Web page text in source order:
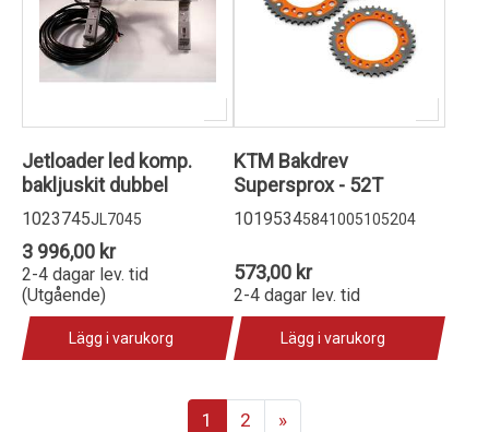
Jetloader led komp.
bakljuskit dubbel
1023745JL7045
3 996,00 kr
2-4 dagar lev. tid
(Utgående)
Lägg i varukorg
KTM Bakdrev
Supersprox - 52T
10195345841005105204
573,00 kr
2-4 dagar lev. tid
Lägg i varukorg
1 2 »